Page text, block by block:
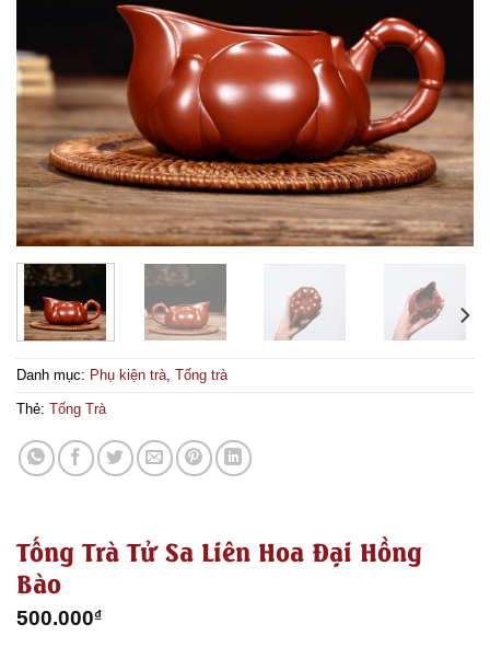
Danh mục: Phụ kiện trà, Tống trà
Thẻ: Tống Trà
Tống Trà Tử Sa Liên Hoa Đại Hồng
Bào
500.000₫